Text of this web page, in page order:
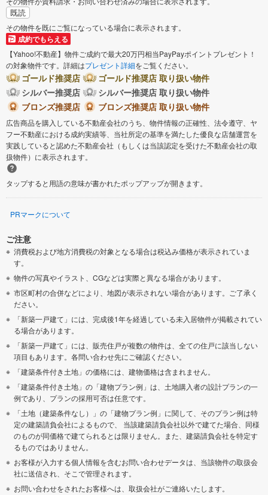
既読
その物件を既にご覧になっている場合に表示されます。
成約でもらえる
【Yahoo!不動産】物件ご成約で最大20万円相当PayPayポイントプレゼント！
の対象物件です。詳細はプレゼント詳細をご覧ください。
ゴールド推奨店
ゴールド推奨店 取り扱い物件
シルバー推奨店
シルバー推奨店 取り扱い物件
ブロンズ推奨店
ブロンズ推奨店 取り扱い物件
広告商品を購入している不動産会社のうち、物件情報の正確性、法令遵守、ヤ
フー不動産における成約実績等、当社所定の基準を満たした優良な店舗運営を
実践していると認めた不動産会社（もしくは当該認定を受けた不動産会社の取
扱物件）に表示されます。
タップすると用語の意味が書かれたポップアップが開きます。
PRマークについて
ご注意
消費税および地方消費税の対象となる場合は税込み価格が表示されていま
す。
物件の写真やイラスト、CGなどは実際と異なる場合があります。
市区町村の合併などにより、地図が表示されない場合があります。ご了承く
ださい。
「新築一戸建て」には、完成後1年を経過している未入居物件が掲載されてい
る場合があります。
「新築一戸建て」には、販売住戸が複数の物件は、全ての住戸に該当しない
項目もあります。各問い合わせ先にご確認ください。
「建築条件付き土地」の価格には、建物価格は含まれません。
「建築条件付き土地」の「建物プラン例」は、土地購入者の設計プランの一
例であり、プランの採用可否は任意です。
「土地（建築条件なし）」の「建物プラン例」に関して、そのプラン例は特
定の建築請負会社によるもので、 当該建築請負会社以外で建てた場合、同様
のものが同価格で建てられるとは限りません。また、建築請負会社を特定す
るものではありません。
お客様が入力する個人情報を含むお問い合わせデータは、当該物件の取扱会
社に送信され、そこで管理されます。
お問い合わせをされたお客様へは、取扱会社がご連絡いたします。